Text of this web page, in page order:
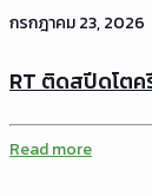
กรกฎาคม 23, 2026
RT ติดสปีดโตค
Read more